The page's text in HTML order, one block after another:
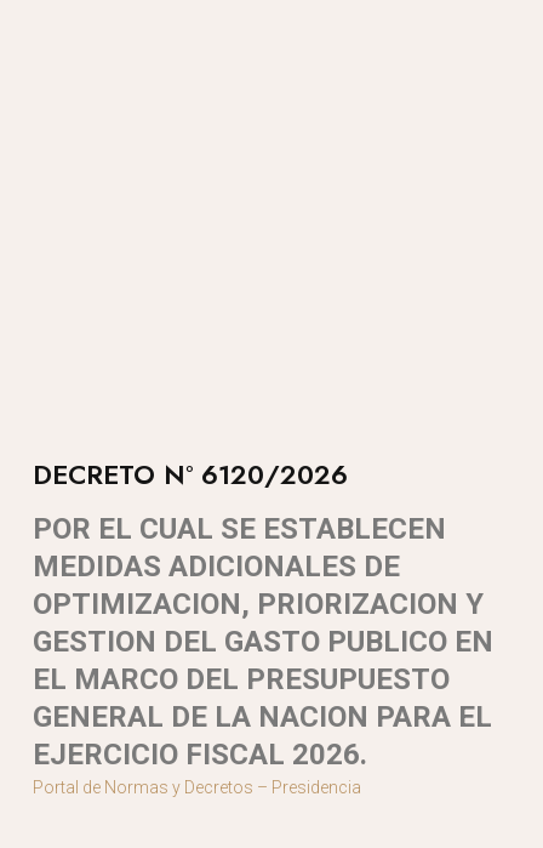
DECRETO N° 6120/2026
POR EL CUAL SE ESTABLECEN
MEDIDAS ADICIONALES DE
OPTIMIZACION, PRIORIZACION Y
GESTION DEL GASTO PUBLICO EN
EL MARCO DEL PRESUPUESTO
GENERAL DE LA NACION PARA EL
EJERCICIO FISCAL 2026.
Portal de Normas y Decretos – Presidencia